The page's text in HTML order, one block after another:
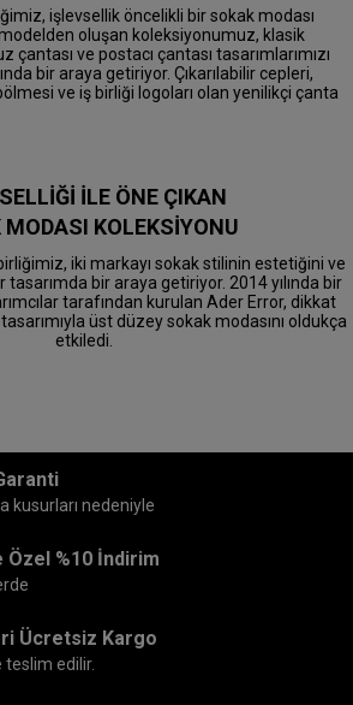
işlevsellik öncelikli bir sokak modası
oluşan koleksiyonumuz, klasik
çantası ve postacı çantası tasarımlarımızı
bir araya getiriyor. Çıkarılabilir cepleri,
ve iş birliği logoları olan yenilikçi çanta
İLE ÖNE ÇIKAN
MODASI KOLEKSİYONU
iki markayı sokak stilinin estetiğini ve
tasarımda bir araya getiriyor. 2014 yılında bir
tarafından kurulan Ader Error, dikkat
üst düzey sokak modasını oldukça
etkiledi.
kusurları nedeniyle
Özel %10 İndirim
Ücretsiz Kargo
teslim edilir.